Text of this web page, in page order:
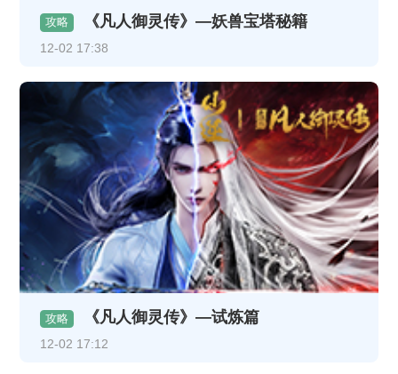
攻略 《凡人御灵传》—妖兽宝塔秘籍
12-02 17:38
攻略 《凡人御灵传》—试炼篇
12-02 17:12